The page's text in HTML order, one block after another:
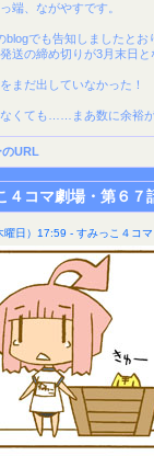
端、ながやすです。
blogでも告知しましたと
送の締め切りが3月末日と
まだ出していなかった
なくても……まあ数に余裕
のURL
４コマ劇場・第６７
日）17:59 - すみっこ４コマ